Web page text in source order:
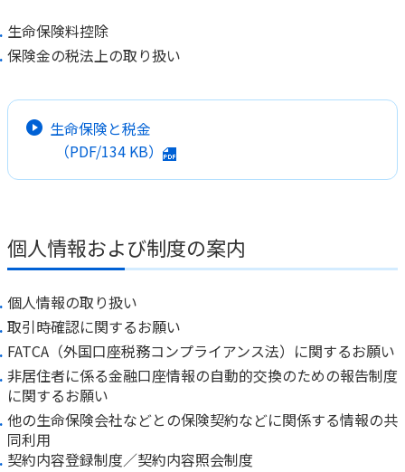
生命保険料控除
保険金の税法上の取り扱い
生命保険と税金
（PDF/134 KB）
個人情報および制度の案内
個人情報の取り扱い
取引時確認に関するお願い
FATCA（外国口座税務コンプライアンス法）に関するお願い
非居住者に係る金融口座情報の自動的交換のための報告制度
に関するお願い
他の生命保険会社などとの保険契約などに関係する情報の共
同利用
契約内容登録制度／契約内容照会制度